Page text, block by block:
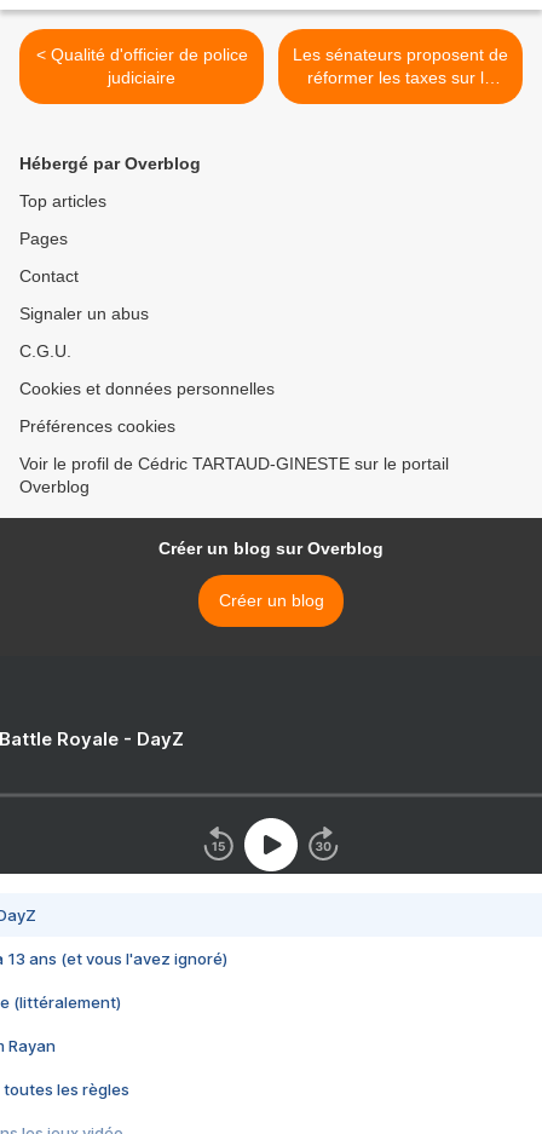
< Qualité d'officier de police
judiciaire
Les sénateurs proposent de
réformer les taxes sur la
publicité >
Hébergé par Overblog
Top articles
Pages
Contact
Signaler un abus
C.G.U.
Cookies et données personnelles
Préférences cookies
Voir le profil de Cédric TARTAUD-GINESTE sur le portail
Overblog
Créer un blog sur Overblog
Créer un blog
Royale - DayZ
13 ans (et vous l'avez ignoré)
(littéralement)
Rayan
toutes les règles